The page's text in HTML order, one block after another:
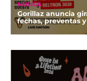
MÚSICA
Gorillaz anuncia
fechas, preventas